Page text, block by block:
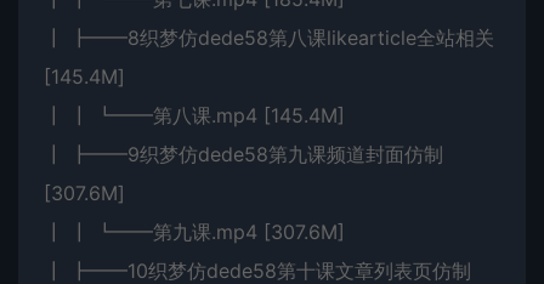
┃ ┣━━8织梦仿dede58第八课likearticle全站相关
[145.4M]
┃ ┃ ┗━━第八课.mp4 [145.4M]
┃ ┣━━9织梦仿dede58第九课频道封面仿制
[307.6M]
┃ ┃ ┗━━第九课.mp4 [307.6M]
┃ ┣━━10织梦仿dede58第十课文章列表页仿制